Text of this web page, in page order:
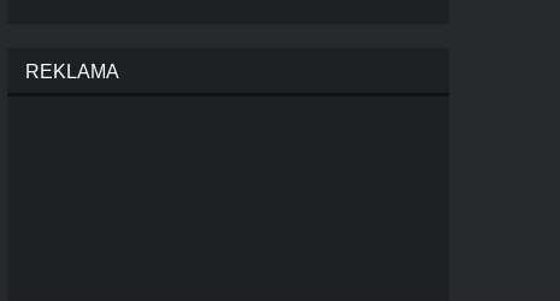
REKLAMA